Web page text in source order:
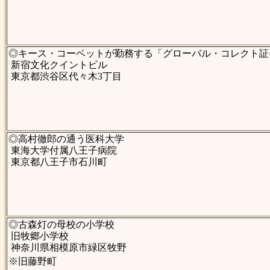
◎キース・コーベットが勤務する「グローバル・コレクト
新宿文化クイントビル
東京都渋谷区代々木3丁目
◎高村徹郎の通う医科大学
東海大学付属八王子病院
東京都八王子市石川町
◎古森灯の母校の小学校
旧牧郷小学校
神奈川県相模原市緑区牧野
※旧藤野町